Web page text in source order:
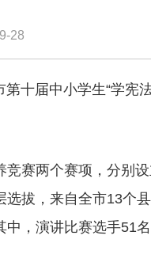
28
十届中小学生“学宪
赛两个赛项，分别
拔，来自全市13个
，演讲比赛选手51